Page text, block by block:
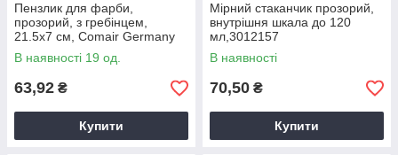
Пензлик для фарби,
прозорий, з гребінцем,
21.5х7 см, Comair Germany
3011675
В наявності 19 од.
63,92 ₴
Купити
Мірний стаканчик прозорий,
внутрішня шкала до 120
мл,3012157
В наявності
70,50 ₴
Купити